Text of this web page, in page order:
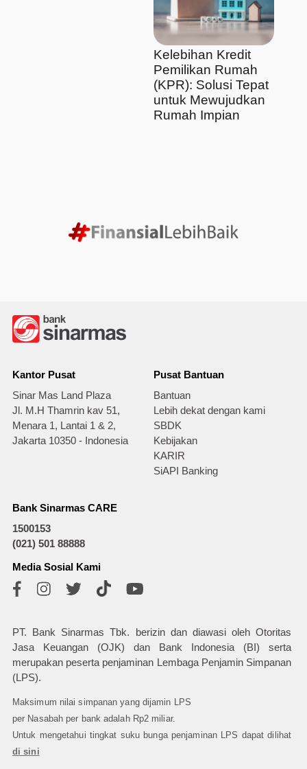
Kelebihan Kredit
Pemilikan Rumah
(KPR): Solusi Tepat
untuk Mewujudkan
Rumah Impian
Kantor Pusat
Sinar Mas Land Plaza
Jl. M.H Thamrin kav 51,
Menara 1, Lantai 1 & 2,
Jakarta 10350 - Indonesia
Pusat Bantuan
Bantuan
Lebih dekat dengan kami
SBDK
Kebijakan
KARIR
SiAPI Banking
Bank Sinarmas CARE
1500153
(021) 501 88888
Media Sosial Kami
PT. Bank Sinarmas Tbk. berizin dan diawasi oleh Otoritas
Jasa Keuangan (OJK) dan Bank Indonesia (BI) serta
merupakan peserta penjaminan Lembaga Penjamin Simpanan
(LPS).
Maksimum nilai simpanan yang dijamin LPS
per Nasabah per bank adalah Rp2 miliar.
Untuk mengetahui tingkat suku bunga penjaminan LPS dapat dilihat
di sini